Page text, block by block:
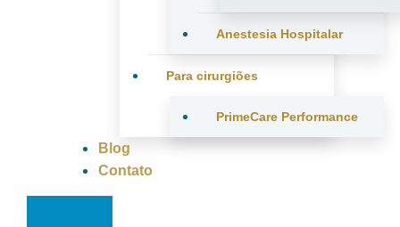
Anestesia Hospitalar
Para cirurgiões
PrimeCare Performance
Blog
Contato